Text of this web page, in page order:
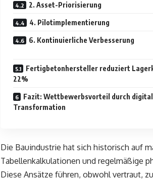
2. Asset-Priorisierung
4. Pilotimplementierung
6. Kontinuierliche Verbesserung
Fertigbetonhersteller reduziert
22%
Fazit: Wettbewerbsvorteil durch
Transformation
Die Bauindustrie hat sich historisch auf
Tabellenkalkulationen und regelmäßige
Diese Ansätze führen, obwohl vertraut,